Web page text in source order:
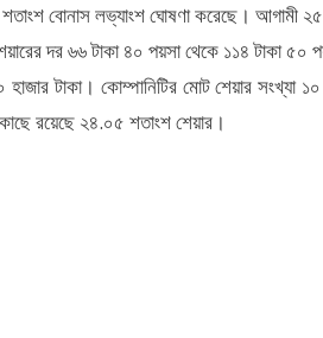
বোনাস লভ্যাংশ ঘোষণা করেছে। আগামী ২৫
দর ৬৬ টাকা ৪০ পয়সা থেকে ১১৪ টাকা ৫০
টাকা। কোম্পানিটির মোট শেয়ার
কাছে রয়েছে ২৪.০৫ শতাংশ শেয়ার।